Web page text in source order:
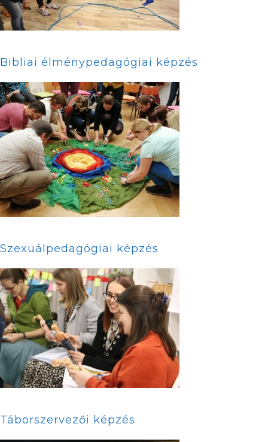
Bibliai élménypedagógiai képzés
Szexuálpedagógiai képzés
Táborszervezői képzés